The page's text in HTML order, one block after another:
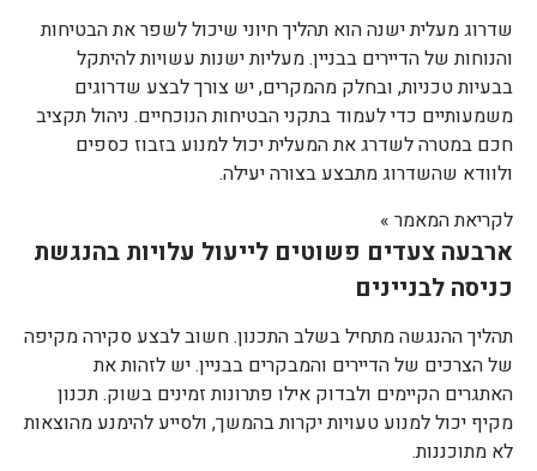
שדרוג מעלית ישנה הוא תהליך חיוני שיכול לשפר את הבטיחות
והנוחות של הדיירים בבניין. מעליות ישנות עשויות להיתקל
בבעיות טכניות, ובחלק מהמקרים, יש צורך לבצע שדרוגים
משמעותיים כדי לעמוד בתקני הבטיחות הנוכחיים. ניהול תקציב
חכם במטרה לשדרג את המעלית יכול למנוע בזבוז כספים
ולוודא שהשדרוג מתבצע בצורה יעילה.
לקריאת המאמר »
ארבעה צעדים פשוטים לייעול עלויות בהנגשת
כניסה לבניינים
תהליך ההנגשה מתחיל בשלב התכנון. חשוב לבצע סקירה מקיפה
של הצרכים של הדיירים והמבקרים בבניין. יש לזהות את
האתגרים הקיימים ולבדוק אילו פתרונות זמינים בשוק. תכנון
מקיף יכול למנוע טעויות יקרות בהמשך, ולסייע להימנע מהוצאות
לא מתוכננות.